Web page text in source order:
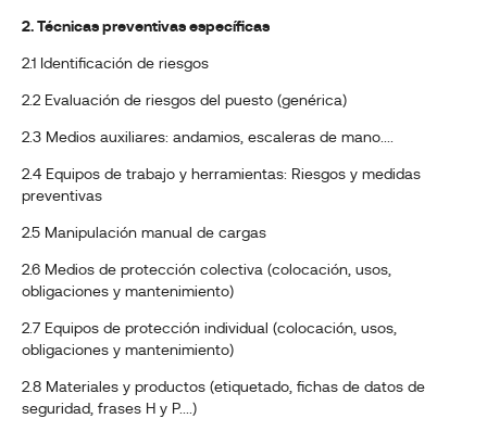
2. Técnicas preventivas específicas
2.1 Identificación de riesgos
2.2 Evaluación de riesgos del puesto (genérica)
2.3 Medios auxiliares: andamios, escaleras de mano....
2.4 Equipos de trabajo y herramientas: Riesgos y medidas
preventivas
2.5 Manipulación manual de cargas
2.6 Medios de protección colectiva (colocación, usos,
obligaciones y mantenimiento)
2.7 Equipos de protección individual (colocación, usos,
obligaciones y mantenimiento)
2.8 Materiales y productos (etiquetado, fichas de datos de
seguridad, frases H y P....)